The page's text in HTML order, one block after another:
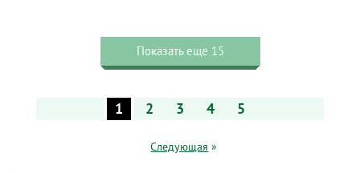
Показать еще 15
1 2 3 4 5
Следующая »